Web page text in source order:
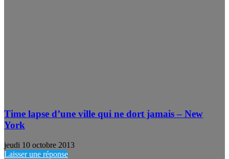
Time lapse d’une ville qui ne dort jamais – New
York
jeudi 10 octobre 2013
Laisser une réponse